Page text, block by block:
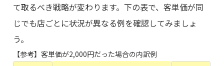
て取るべき戦略が変わります。下の表で、客単価が同
じでも店ごとに状況が異なる例を確認してみましょ
う。
【参考】客単価が2,000円だった場合の内訳例